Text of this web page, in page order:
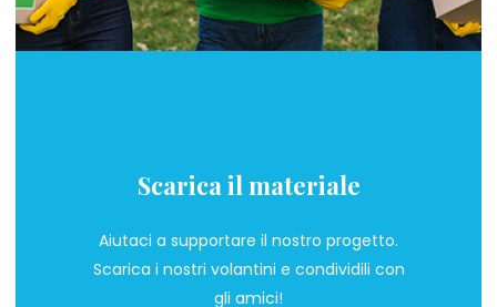
Scarica il materiale
Aiutaci a supportare il nostro progetto.
Scarica i nostri volantini e condividili con
gli amici!